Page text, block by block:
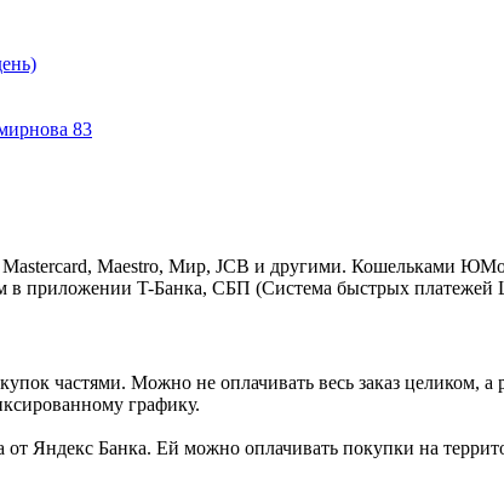
83
Maestro, Мир, JCB и другими. Кошельками
в приложении T-Банка, СБП (Система быстрых платежей
частями. Можно не оплачивать весь заказ
графику.
от Яндекс Банка. Ей можно оплачивать покупки на